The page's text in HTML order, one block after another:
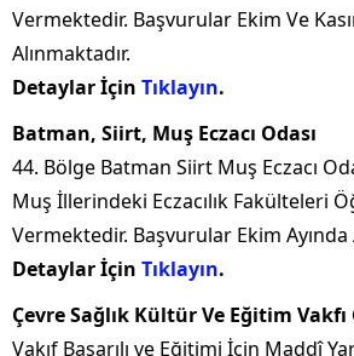
Vermektedir. Başvurular Ekim Ve
Alınmaktadır.
Detaylar İçin Tıklayın.
Batman, Siirt, Muş Eczacı Odası
44. Bölge Batman Siirt Muş Eczacı
Muş İllerindeki Eczacılık Fakülteleri
Vermektedir. Başvurular Ekim Ayında
Detaylar İçin Tıklayın.
Çevre Sağlık Kültür Ve Eğitim Vakfı
Vakıf Başarılı ve Eğitimi İçin Maddî